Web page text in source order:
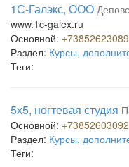
1С-Галэкс, ООО
www.1c-galex.ru
Основной: +73852623089
Раздел: Курсы,
Теги:
5х5, ногтевая студия
Основной: +73852603092
Раздел: Курсы,
Теги: